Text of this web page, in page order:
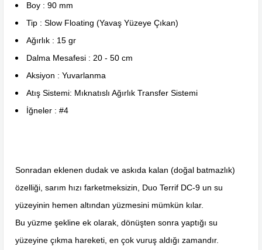
Boy : 90 mm
Tip : Slow Floating (Yavaş Yüzeye Çıkan)
Ağırlık : 15 gr
Dalma Mesafesi : 20 - 50 cm
Aksiyon : Yuvarlanma
Atış Sistemi: Mıknatıslı Ağırlık Transfer Sistemi
İğneler : #4
Sonradan eklenen dudak ve askıda kalan (doğal batmazlık)
özelliği, sarım hızı farketmeksizin, Duo Terrif DC-9 un su
yüzeyinin hemen altından yüzmesini mümkün kılar.
Bu yüzme şekline ek olarak, dönüşten sonra yaptığı su
yüzeyine çıkma hareketi, en çok vuruş aldığı zamandır.